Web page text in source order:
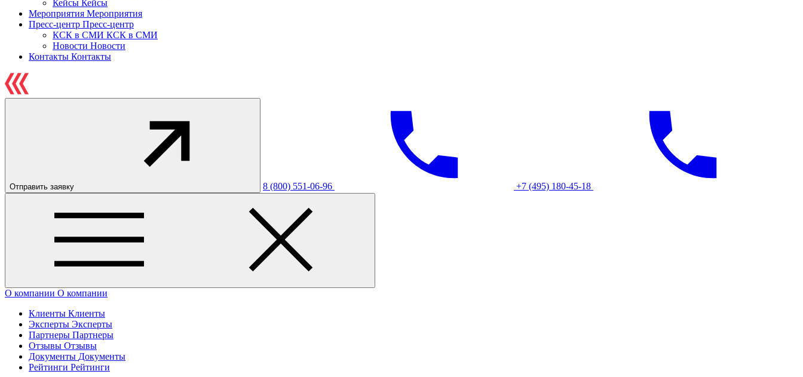
Кейсы Кейсы
Мероприятия Мероприятия
Пресс-центр Пресс-центр
КСК в СМИ КСК в СМИ
Новости Новости
Контакты Контакты
Отправить заявку 8 (800) 551-06-96 +7 (495) 180-45-18
О компании О компании
Клиенты Клиенты
Эксперты Эксперты
Партнеры Партнеры
Отзывы Отзывы
Документы Документы
Рейтинги Рейтинги